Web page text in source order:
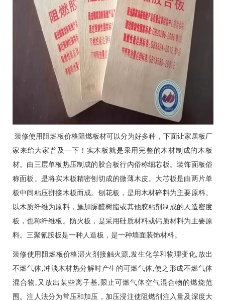
装修使用 阻燃板价格阻燃板材可以分为好多种，下面让家居板厂
家来给大家普及一下！实木板就是采用完整的木材制成的木板
材。由三层单板热压制成的胶合板行内俗称细芯板。装饰面板俗
称面板。是将实木板精密刨切成的微薄木皮。大芯板是由两片单
板中间粘压拼接木板而成。刨花板，是用木材碎料为主要原料。
以木质纤维为原料，施加脲醛树脂或其他胶粘剂制成的人造密度
板，也称纤维板。防火板，是采用硅质材料或钙质材料为主要原
料。三聚氰胺板是一种人造板，是一种墙面装饰材料。
装修使用阻燃板价格滞火剂接触火源,发生化学和物理变化,放出
不燃气体,冲淡木材热分解时产生的可燃气体,使之形成不燃气体
混合物,又放出某些离子基,限止可燃气体空气混合物的燃烧范
围。注人法分为常压和加压，加压浸注使阻燃剂注入量及深度大